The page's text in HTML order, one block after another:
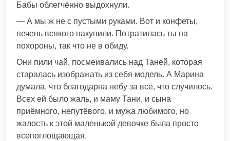
Бабы облегчённо выдохнули.
— А мы ж не с пустыми руками. Вот и конфеты,
печень всякого накупили. Потратилась ты на
похороны, так что не в обиду.
Они пили чай, посмеивались над Таней, которая
старалась изображать из себя модель. А Марина
думала, что благодарна небу за всё, что случилось.
Всех ей было жаль, и маму Тани, и сына
приёмного, непутёвого, и мужа любимого, но
жалость к этой маленькой девочке была просто
всепоглощающая.